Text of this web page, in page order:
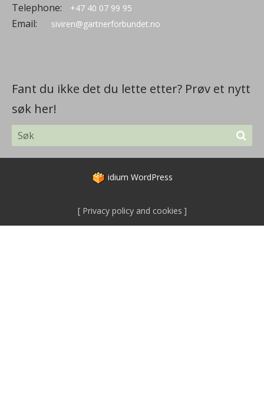
Telephone:
+47 40 07 99 95
Email: siviren@gartnerforbundet.no
Fant du ikke det du lette etter? Prøv et nytt
søk her!
idium WordPress
Privacy policy and cookies